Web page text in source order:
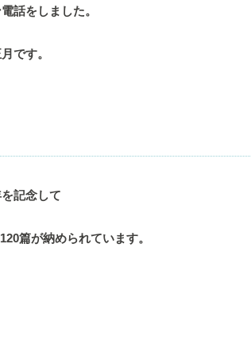
話をしました。
です。
記念して
篇が納められています。